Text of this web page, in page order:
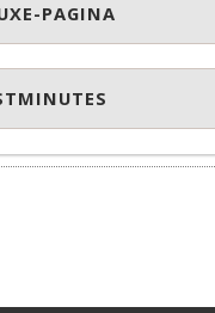
PAGINA